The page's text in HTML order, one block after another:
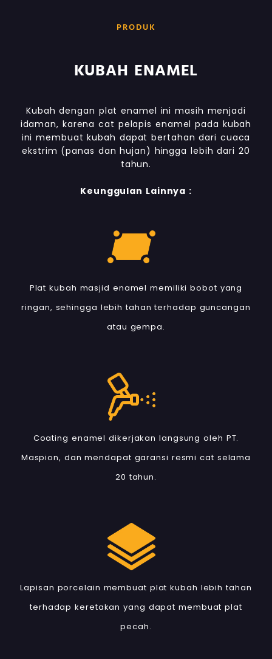
PRODUK
KUBAH ENAMEL
Kubah dengan plat enamel ini masih menjadi
idaman, karena cat pelapis enamel pada kubah
ini membuat kubah dapat bertahan dari cuaca
ekstrim (panas dan hujan) hingga lebih dari 20
tahun.
Keunggulan Lainnya :
Plat kubah masjid enamel memiliki bobot yang
ringan, sehingga lebih tahan terhadap guncangan
atau gempa.
Coating enamel dikerjakan langsung oleh PT.
Maspion, dan mendapat garansi resmi cat selama
20 tahun.
Lapisan porcelain membuat plat kubah lebih tahan
terhadap keretakan yang dapat membuat plat
pecah.